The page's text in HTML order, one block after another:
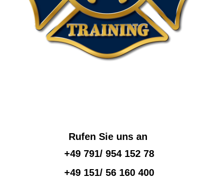
Rufen Sie uns an
+49 791/ 954 152 78
+49 151/ 56 160 400